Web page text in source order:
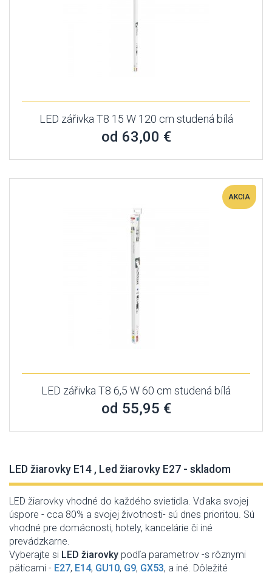
LED zářivka T8 15 W 120 cm studená bílá
od 63,00 €
AKCIA
LED zářivka T8 6,5 W 60 cm studená bílá
od 55,95 €
LED žiarovky E14 , Led žiarovky E27 - skladom
LED žiarovky vhodné do každého svietidla. Vďaka svojej
úspore - cca 80% a svojej životnosti- sú dnes prioritou. Sú
vhodné pre domácnosti, hotely, kancelárie či iné
prevádzkarne.
Vyberajte si LED žiarovky podľa parametrov -s rôznymi
päticami - E27, E14, GU10, G9, GX53, a iné. Dôležité